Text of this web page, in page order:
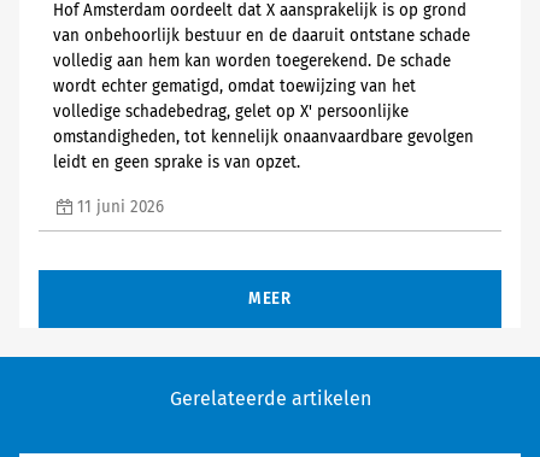
Hof Amsterdam oordeelt dat X aansprakelijk is op grond
van onbehoorlijk bestuur en de daaruit ontstane schade
volledig aan hem kan worden toegerekend. De schade
wordt echter gematigd, omdat toewijzing van het
volledige schadebedrag, gelet op X' persoonlijke
omstandigheden, tot kennelijk onaanvaardbare gevolgen
leidt en geen sprake is van opzet.
11 juni 2026
MEER
Gerelateerde artikelen